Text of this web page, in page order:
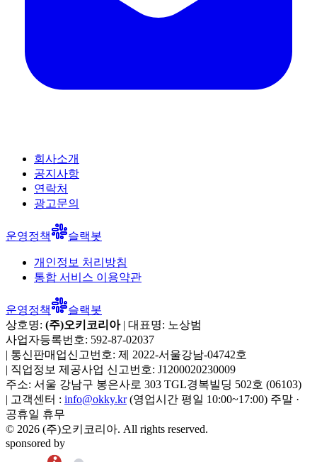
회사소개
공지사항
연락처
광고문의
운영정책 슬랙봇
개인정보 처리방침
통합 서비스 이용약관
운영정책
슬랙봇
상호명: (주)오키코리아| 대표명: 노상범
사업자등록번호: 592-87-02037
| 통신판매업신고번호: 제 2022-서울강남-04742호
| 직업정보 제공사업 신고번호: J1200020230009
주소: 서울 강남구 봉은사로 303 TGL경복빌딩 502호 (06103)
| 고객센터 : info@okky.kr (영업시간 평일 10:00~17:00) 주말 ·
공휴일 휴무
© 2026 (주)오키코리아. All rights reserved.
sponsored by